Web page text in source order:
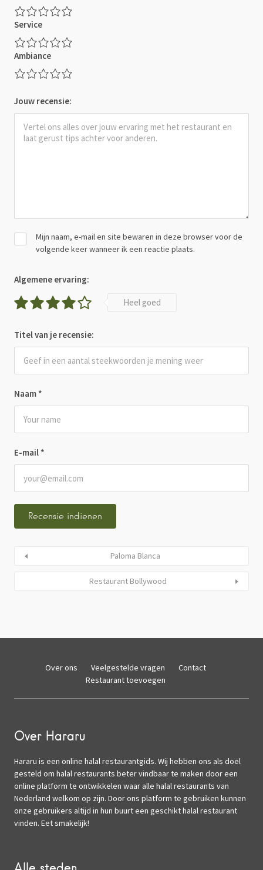
Service
Ambiance
Jouw recensie:
Naam *
E-mail *
Mijn naam, e-mail en site bewaren in deze browser voor de
volgende keer wanneer ik een reactie plaats.
Algemene ervaring:
Heel goed
Titel van je recensie:
Paloma Blanca
Restaurant Bollywood
Over ons Veelgestelde vragen
Contact
Restaurant toevoegen
Over Hararu
Hararu is een online halal restaurantgids. Wij hebben ons als doel
gesteld om halal restaurants beter vindbaar te maken door een
online platform te ontwikkelen waar alle halal restaurants van
Nederland welkom op zijn. Door ons platform te gebruiken kunnen
onze gebruikers altijd in hun buurt een geschikt halal restaurant
vinden. Eet smakelijk!